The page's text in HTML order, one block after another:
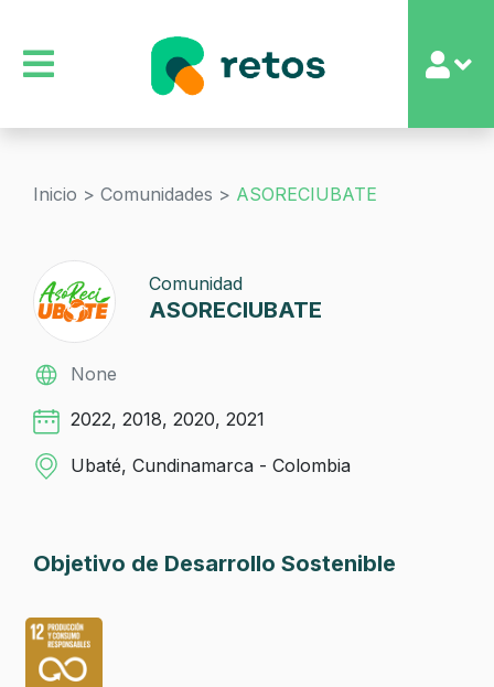
Inicio > Comunidades > ASORECIUBATE
Comunidad
ASORECIUBATE
None
2022, 2018, 2020, 2021
Ubaté, Cundinamarca - Colombia
Objetivo de Desarrollo Sostenible